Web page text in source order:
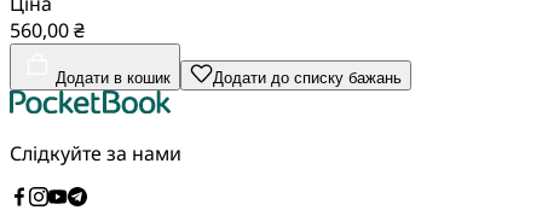
560,00 ₴
Додати в кошик Додати до списку бажань
Слідкуйте за нами